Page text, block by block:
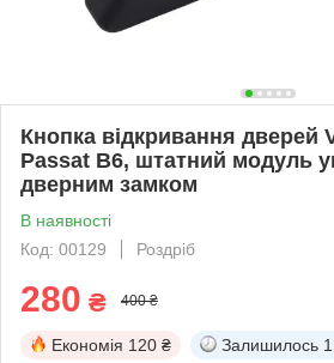
Кнопка відкривання дверей
Passat B6, штатний модуль
дверним замком
В наявності
Код: 00129
Роздріб
280 ₴ 400 ₴
Економія 120 ₴ Залишилось